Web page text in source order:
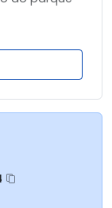
para
valor